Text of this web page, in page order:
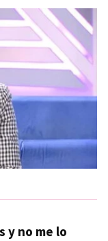
y no me lo